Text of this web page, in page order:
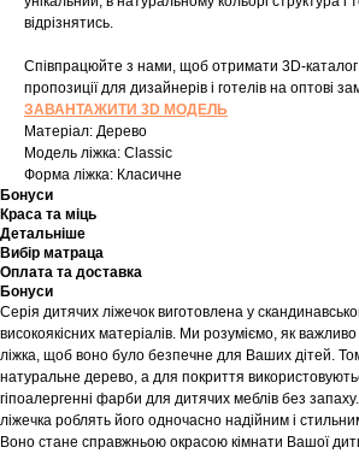
відрізнятись.
Співпрацюйте з нами, щоб отримати 3D-каталог
пропозиції для дизайнерів і готелів на оптові
ЗАВАНТАЖИТИ 3D МОДЕЛЬ
Матеріал: Дерево
Модель ліжка: Classic
Форма ліжка: Класичне
Бонуси
Краса та міць
Детальніше
Вибір матраца
Оплата та доставка
Бонуси
Серія дитячих ліжечок виготовлена у
високоякісних матеріалів. Ми розуміємо, як
ліжка, щоб воно було безпечне для Ваших дітей.
натуральне дерево, а для покриття
гіпоалергенні фарби для дитячих меблів без
ліжечка роблять його одночасно надійним і
Воно стане справжньою окрасою кімнати Вашої